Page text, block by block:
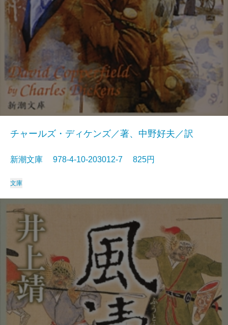
チャールズ・ディケンズ／著、中野好夫／訳
新潮文庫 978-4-10-203012-7 825円
文庫